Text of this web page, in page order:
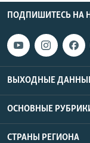
ПОДПИШИТЕСЬ НА
ВЫХОДНЫЕ
ОСНОВНЫЕ
СТРАНЫ РЕГИОНА